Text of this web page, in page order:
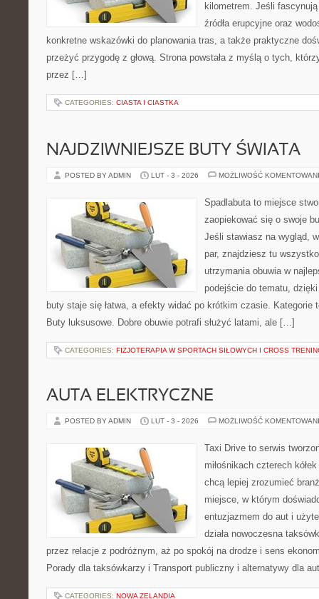
kilometrem. Jeśli
źródła erupcyjne oraz
konkretne wskazówki do planowania tras, a także praktyczne
przeżyć przygodę z głową. Strona powstała z myślą o tych,
przez […]
CATEGORIES: CIASTA I CIASTKA
NAJDZIWNIEJSZE BUTY ŚWIATA
POSTED BY ADMIN LUT - 3 - 2026 MOŻLIWOŚĆ
Spadlabuta to miejsce
zaopiekować się o swoje
Jeśli stawiasz na wygląd,
par, znajdziesz tu
utrzymania obuwia w
podejście do tematu,
buty staje się łatwa, a efekty widać po krótkim czasie. Kategorie
Buty luksusowe. Dobre obuwie potrafi służyć latami, ale […]
CATEGORIES: FIZJOTERAPIA W SPORTACH SIŁOWYCH I CROSS
AUTA ELEKTRYCZNE
POSTED BY ADMIN LUT - 3 - 2026 MOŻLIWOŚĆ
Taxi Drive to serwis
miłośnikach czterech
chcą lepiej zrozumieć
miejsce, w którym
entuzjazmem do aut i
działa nowoczesna
przez relacje z podróżnym, aż po spokój na drodze i sens
Porady dla taksówkarzy i Transport publiczny i alternatywy dla
CATEGORIES: NOWA ZELANDIA